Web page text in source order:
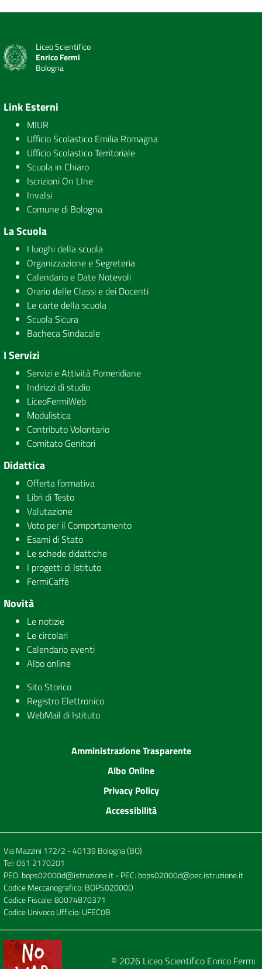
Liceo Scientifico
Enrico Fermi
Bologna
Link Esterni
MIUR
Ufficio Scolastico Emilia Romagna
Ufficio Scolastico Territoriale
Scuola in Chiaro
Iscrizioni On LIne
Invalsi
Comune di Bologna
La Scuola
I luoghi della scuola
Organizzazione e Segreteria
Calendario e Date Notevoli
Orario delle Classi e dei Docenti
Le carte della scuola
Scuola Sicura
Bacheca Sindacale
I Servizi
Servizi e Attività Pomeridiane
Indirizzi di studio
LiceoFermiWeb
Modulistica
Contributo Volontario
Comitato Genitori
Didattica
Offerta formativa
Libri di Testo
Valutazione
Voto per il Comportamento
Esami di Stato
Le schede didattiche
I progetti di Istituto
FermiCaffè
Novità
Le notizie
Le circolari
Calendario eventi
Albo online
Sito Storico
Registro Elettronico
WebMail di Istituto
Amministrazione Trasparente
Albo Online
Privacy Policy
Accessibilità
Via Mazzini 172/2 - 40139 Bologna (BO)
Tel:051 2170201
PEO: bops02000d@istruzione.it- PEC: bops02000d@pec.istruzione.it
Codice Meccanografico: BOPS02000D
Codice Fiscale: 80074870371
Codice Univoco Ufficio: UFEC0B
© 2026 Liceo Scientifico Enrico Fermi